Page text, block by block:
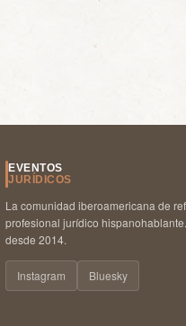
EVENTOS
JURÍDICOS
La comunidad iberoamericana de
profesional jurídico
desde 2014.
Instagram Bluesky